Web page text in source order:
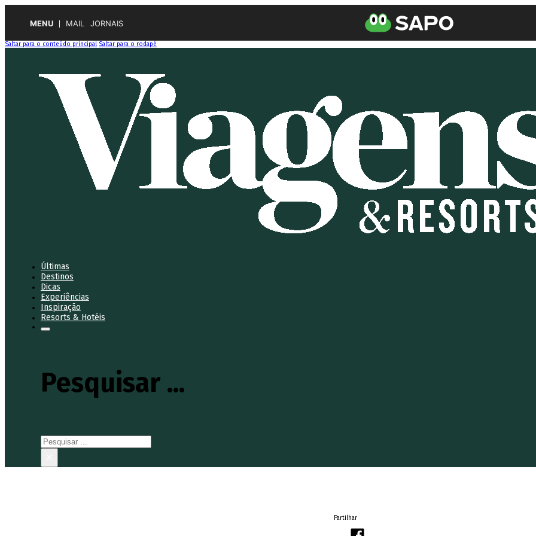
MENU MAIL JORNAIS
Saltar para o conteúdo principal Saltar para o rodapé
Últimas
Destinos
Dicas
Experiências
Inspiração
Resorts & Hotéis
Pesquisar ...
Pesquisar
Partilhar